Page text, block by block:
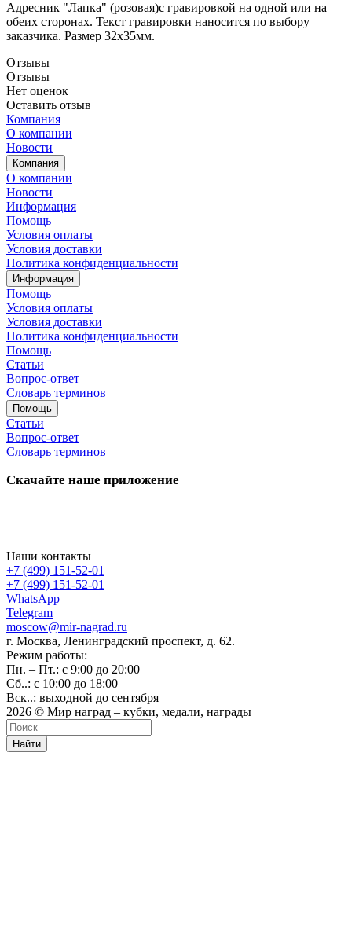
Адресник "Лапка" (розовая)с гравировкой на одной или на
обеих сторонах. Текст гравировки наносится по выбору
заказчика. Размер 32х35мм.
Отзывы
Отзывы
Нет оценок
Оставить отзыв
Компания
О компании
Новости
Компания
О компании
Новости
Информация
Помощь
Условия оплаты
Условия доставки
Политика конфиденциальности
Информация
Помощь
Условия оплаты
Условия доставки
Политика конфиденциальности
Помощь
Статьи
Вопрос-ответ
Словарь терминов
Помощь
Статьи
Вопрос-ответ
Словарь терминов
Скачайте наше приложение
Наши контакты
+7 (499) 151-52-01
+7 (499) 151-52-01
WhatsApp
Telegram
moscow@mir-nagrad.ru
г. Москва, Ленинградский проспект, д. 62.
Режим работы:
Пн. – Пт.: с 9:00 до 20:00
Сб..: с 10:00 до 18:00
Вск..: выходной до сентября
2026 © Мир наград – кубки, медали, награды
Найти